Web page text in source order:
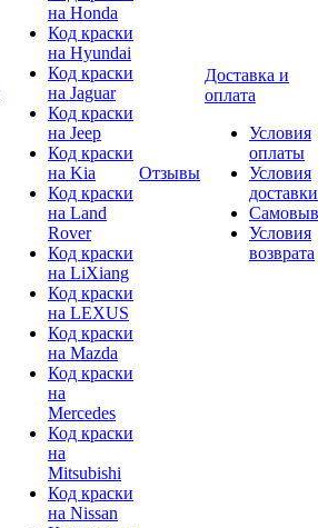
на Honda
Код краски
на Hyundai
Код краски
на Jaguar
Код краски
на Jeep
Код краски
на Kia
Код краски
на Land
Rover
Код краски
на LiXiang
Код краски
на LEXUS
Код краски
на Mazda
Код краски
на
Mercedes
Код краски
на
Mitsubishi
Код краски
на Nissan
Отзывы
Доставка и
оплата
Условия
оплаты
Условия
доставки
Условия
возврата